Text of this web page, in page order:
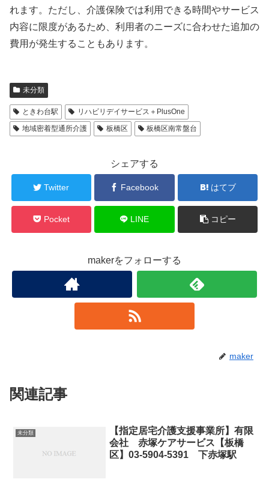
れます。ただし、介護保険では利用できる時間やサービス
内容に限度があるため、利用者のニーズに合わせた追加の
費用が発生することもあります。
未分類
ときわ台駅
リハビリデイサービス＋PlusOne
地域密着型通所介護
板橋区 板橋区南常盤台
シェアする
Twitter Facebook はてブ
Pocket LINE コピー
makerをフォローする
maker
関連記事
未分類
【指定居宅介護支援事業所】有限
会社 赤塚ケアサービス【板橋
区】03-5904-5391 下赤塚駅